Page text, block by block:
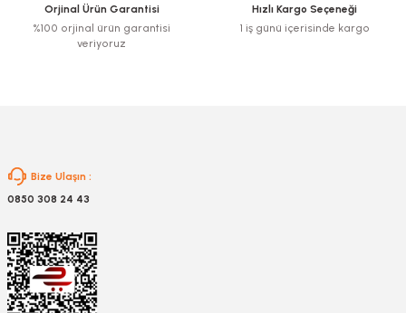
Bu ürüne benzer farklı alternatifler olmalı.
Orjinal Ürün Garantisi
%100 orjinal ürün garantisi
veriyoruz
Hızlı Kargo Seçeneği
1 iş günü içerisinde kargo
Bize Ulaşın :
0850 308 24 43